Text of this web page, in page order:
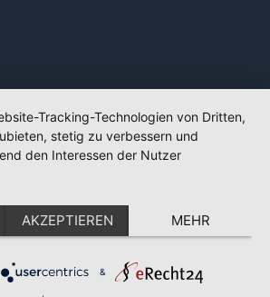
Tracking-Technologien von Dritten,
stetig zu verbessern und
den Interessen der Nutzer
AKZEPTIEREN MEHR
&